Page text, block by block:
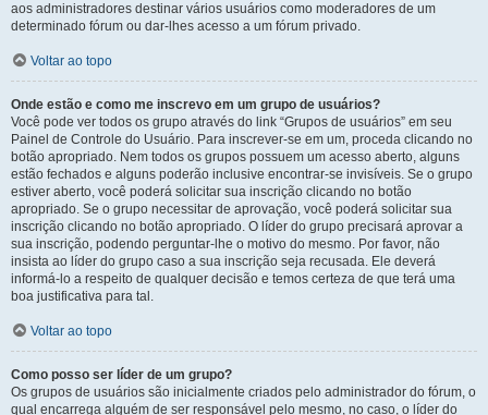
aos administradores destinar vários usuários como moderadores de um
determinado fórum ou dar-lhes acesso a um fórum privado.
Voltar ao topo
Onde estão e como me inscrevo em um grupo de usuários?
Você pode ver todos os grupo através do link “Grupos de usuários” em seu
Painel de Controle do Usuário. Para inscrever-se em um, proceda clicando no
botão apropriado. Nem todos os grupos possuem um acesso aberto, alguns
estão fechados e alguns poderão inclusive encontrar-se invisíveis. Se o grupo
estiver aberto, você poderá solicitar sua inscrição clicando no botão
apropriado. Se o grupo necessitar de aprovação, você poderá solicitar sua
inscrição clicando no botão apropriado. O líder do grupo precisará aprovar a
sua inscrição, podendo perguntar-lhe o motivo do mesmo. Por favor, não
insista ao líder do grupo caso a sua inscrição seja recusada. Ele deverá
informá-lo a respeito de qualquer decisão e temos certeza de que terá uma
boa justificativa para tal.
Voltar ao topo
Como posso ser líder de um grupo?
Os grupos de usuários são inicialmente criados pelo administrador do fórum, o
qual encarrega alguém de ser responsável pelo mesmo, no caso, o líder do